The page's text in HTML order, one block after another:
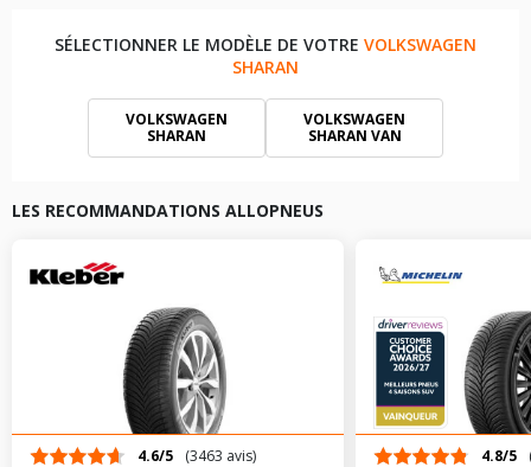
SÉLECTIONNER LE MODÈLE DE VOTRE VOLKSWAGEN
SHARAN
VOLKSWAGEN
SHARAN
VOLKSWAGEN
SHARAN VAN
LES RECOMMANDATIONS ALLOPNEUS
4.6/5 (3463 avis) 4.8/5